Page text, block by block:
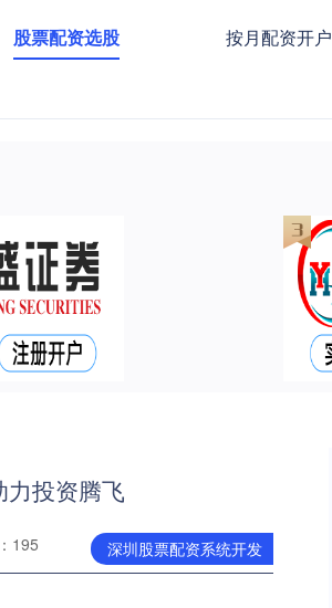
股票配资选股 按月配资开户
投资腾飞
深圳股票配资系统开发
195